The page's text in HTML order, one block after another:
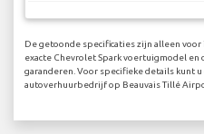
De getoonde specificaties zijn alleen
exacte Chevrolet Spark voertuigmodel
garanderen. Voor specifieke details kunt
autoverhuurbedrijf op Beauvais Tillé